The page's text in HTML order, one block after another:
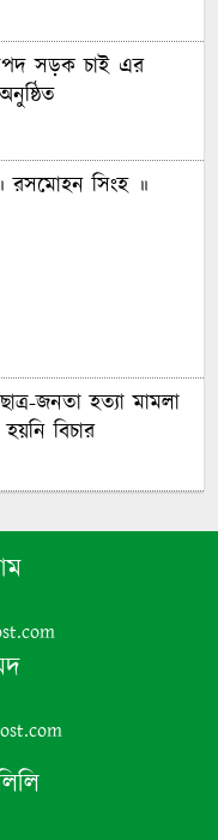
সড়ক চাই এর
রসমোহন সিংহ ॥
জনতা হত্যা মামলা
বিচার
জিকে গউছ
গ্রেপ্তার যুবদল নেতা